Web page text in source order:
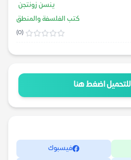
ينسن زونتجن
كتب الفلسفة والمنطق
(0)
للتحميل اضغط هنا
فيسبوك